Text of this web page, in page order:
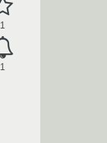
1
1